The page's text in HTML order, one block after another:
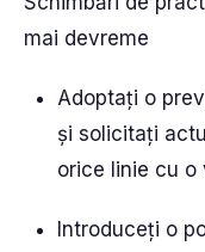
mai devreme
Adoptați o
și solicitați
orice linie cu o
Introduceți o